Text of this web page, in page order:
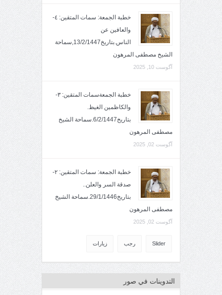
خطبة الجمعة: سمات المتقين: ٤-
والعافين عن
الناس.بتاريخ13/2/1447,سماحة
الشيخ مصطفى المرهون
آگوست 10, 2025
خطبة الجمعةسمات المتقين: ٣-
والكاظمين الغيظ.
بتاريخ6/2/1447.سماحة الشيخ
مصطفى المرهون
آگوست 02, 2025
خطبة الجمعة: سمات المتقين: ٢-
صدقة السر والعلن..
بتاريخ29/1/1446.سماحة الشيخ
مصطفى المرهون
آگوست 02, 2025
Slider رجب زيارات
التدوينات في صور